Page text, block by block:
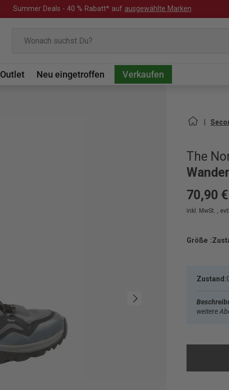
Summer Deals - 40 % Rabatt* auf ausgewählte Marken
Outlet Neu eingetroffen Verkaufen
Nächste
The
70,90 €
inkl. MwSt. ,
Größe :
Zustand:
weitere